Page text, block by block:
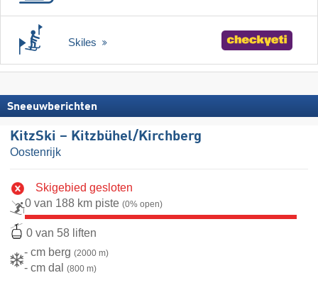
Skiles
Sneeuwberichten
KitzSki – Kitzbühel/​Kirchberg
Oostenrijk
Skigebied gesloten
0 van 188 km piste (0% open)
0 van 58 liften
- cm berg (2000 m)
- cm dal (800 m)